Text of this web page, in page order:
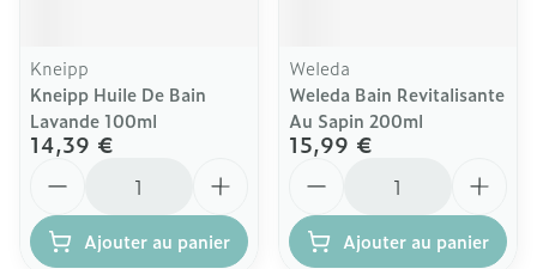
Kneipp
Kneipp Huile De Bain
Lavande 100ml
14,39 €
Ajouter au panier
Weleda
Weleda Bain Revitalisante
Au Sapin 200ml
15,99 €
Ajouter au panier